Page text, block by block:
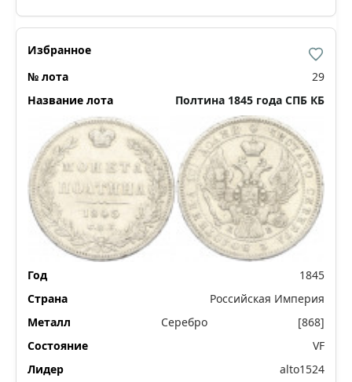
29
Полтина 1845 года СПБ КБ
1845
Российская Империя
Серебро
[868]
VF
alto1524